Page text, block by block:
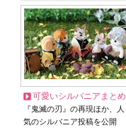
可愛いシルバニアまとめ
『鬼滅の刃』の再現ほか、人
気のシルバニア投稿を公開